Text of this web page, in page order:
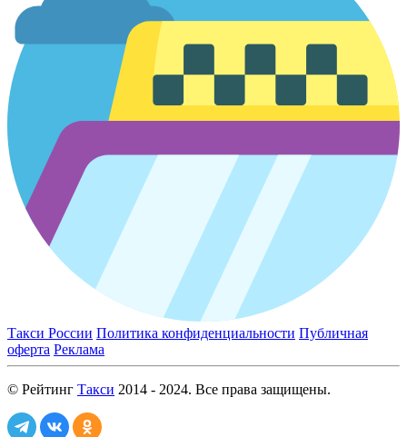
Такси России Политика конфиденциальности Публичная
оферта Реклама
© Рейтинг Такси 2014 - 2024. Все права защищены.